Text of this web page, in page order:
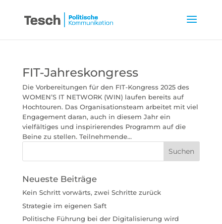
FIT-Jahreskongress
Die Vorbereitungen für den FIT-Kongress 2025 des
WOMEN’S IT NETWORK (WIN) laufen bereits auf
Hochtouren. Das Organisationsteam arbeitet mit viel
Engagement daran, auch in diesem Jahr ein
vielfältiges und inspirierendes Programm auf die
Beine zu stellen. Teilnehmende...
Neueste Beiträge
Kein Schritt vorwärts, zwei Schritte zurück
Strategie im eigenen Saft
Politische Führung bei der Digitalisierung wird